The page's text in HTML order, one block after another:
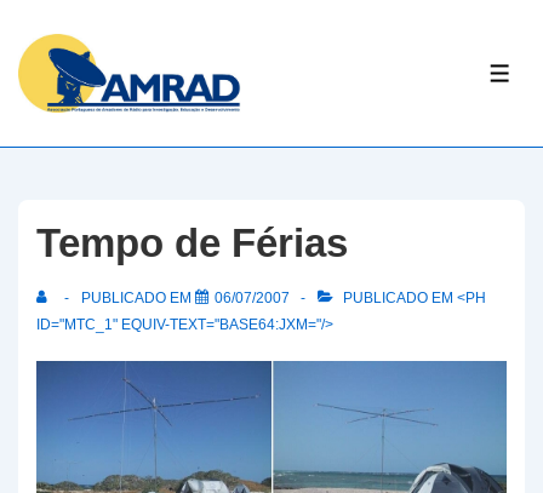
Skip
Content
Tempo de Férias
PUBLICADO EM 06/07/2007
PUBLICADO EM <PH
ID="MTC_1" EQUIV-TEXT="BASE64:JXM="/>